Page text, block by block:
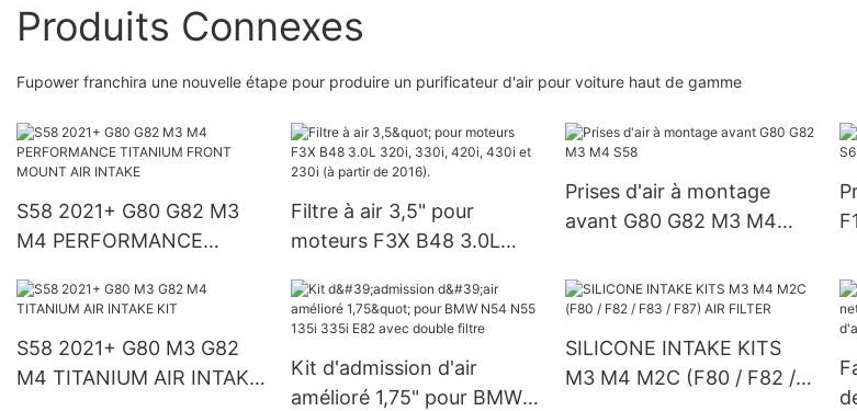
Produits Connexes
Fupower franchira une nouvelle étape pour produire un purificateur d'air pour voiture haut de gamme
S58 2021+ G80 G82 M3
M4 PERFORMANCE
MOUNT AIR INTAKE
Filtre à air 3,5" pour
moteurs F3X B48 3.0L
230i (à partir de 2016).
Prises d'air à montage
avant G80 G82 M3 M4
S58 2021+ G80 M3 G82
M4 TITANIUM AIR INTAKE
Kit d'admission d'air
amélioré 1,75" pour BMW
SILICONE INTAKE KITS
M3 M4 M2C (F80 / F82 /